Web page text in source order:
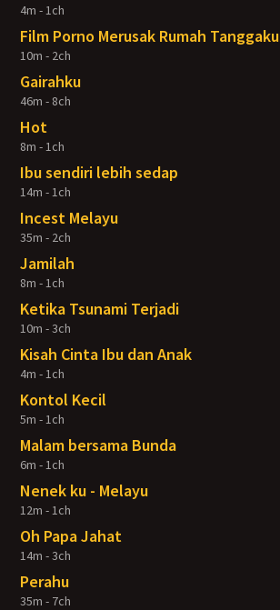
4m - 1ch
Film Porno Merusak Rumah Tanggaku
10m - 2ch
Gairahku
46m - 8ch
Hot
8m - 1ch
Ibu sendiri lebih sedap
14m - 1ch
Incest Melayu
35m - 2ch
Jamilah
8m - 1ch
Ketika Tsunami Terjadi
10m - 3ch
Kisah Cinta Ibu dan Anak
4m - 1ch
Kontol Kecil
5m - 1ch
Malam bersama Bunda
6m - 1ch
Nenek ku - Melayu
12m - 1ch
Oh Papa Jahat
14m - 3ch
Perahu
35m - 7ch